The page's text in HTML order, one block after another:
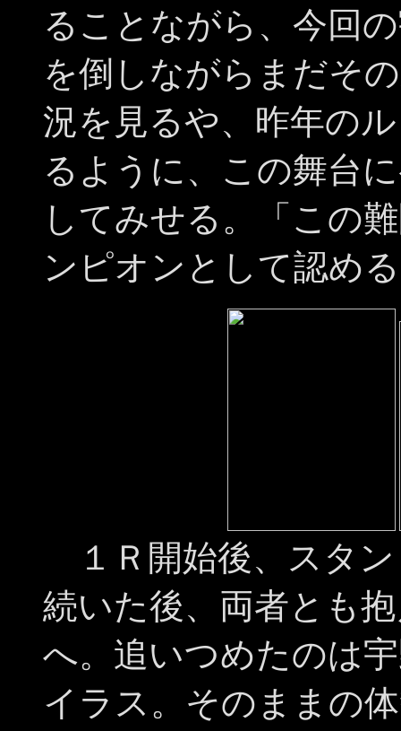
ることながら、今回
を倒しながらまだそ
況を見るや、昨年の
るように、この舞台
してみせる。「この
ンピオンとして認め
１Ｒ開始後、スタ
続いた後、両者とも
へ。追いつめたのは
イラス。そのままの